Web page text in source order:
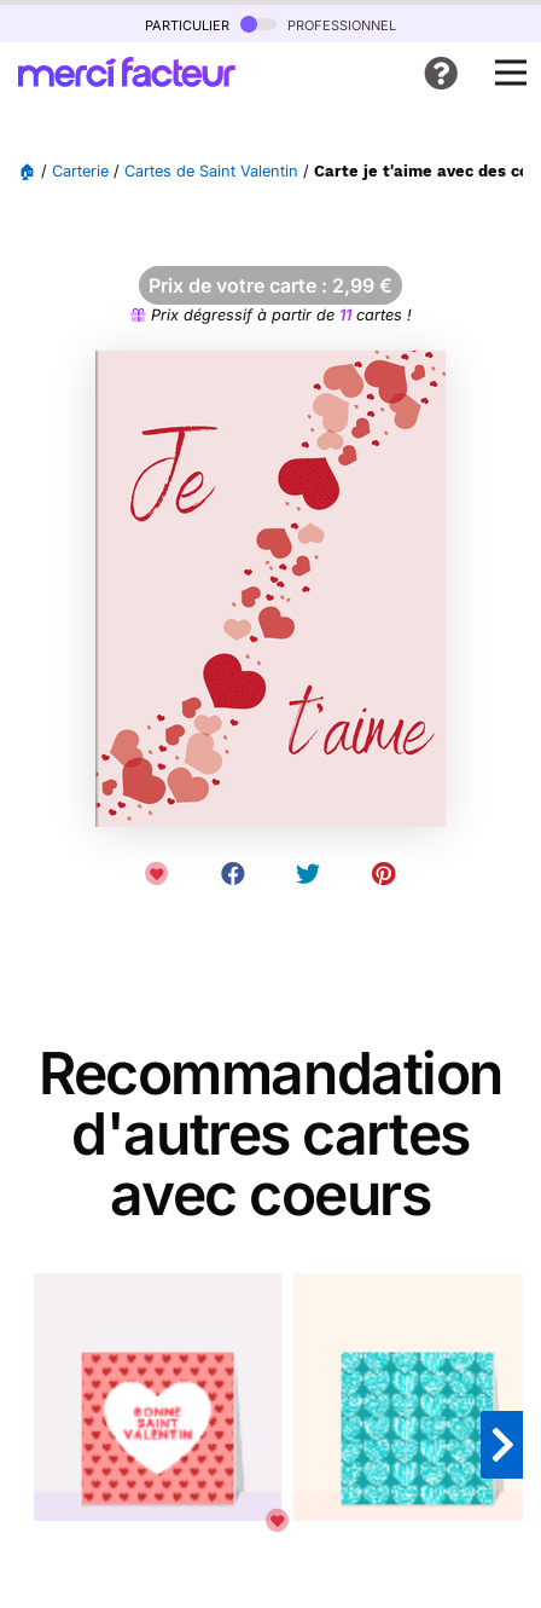
particulier professionnel
🏠 / Carterie / Cartes de Saint Valentin / Carte je t'aime avec des
Prix de votre carte : 2,99 €
Prix dégressif à partir de 11cartes !
Recommandation
d'autres cartes
avec coeurs